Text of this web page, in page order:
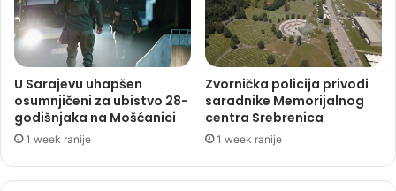
U Sarajevu uhapšen
osumnjičeni za ubistvo 28-
godišnjaka na Mošćanici
1 week ranije
Zvornička policija privodi
saradnike Memorijalnog
centra Srebrenica
1 week ranije